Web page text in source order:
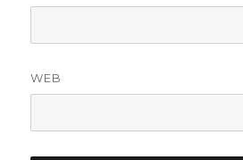
WEB